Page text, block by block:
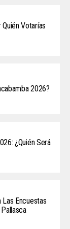
Votarías
2026?
¿Quién Será
Encuestas